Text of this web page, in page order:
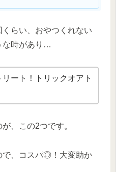
らい、おやつくれない
な時があり…
リート！トリックオアト
、この2つです。
で、コスパ◎！大変助か